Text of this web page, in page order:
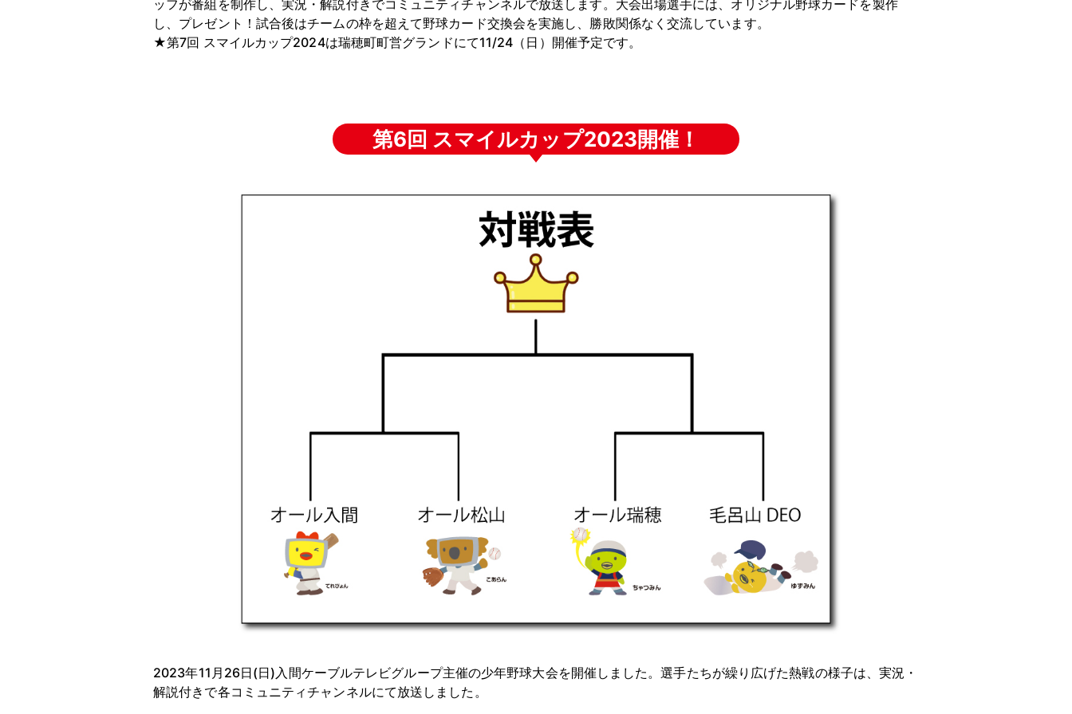
ッフが番組を制作し、実況・解説付きでコミュニティチャンネルで放送します。大会出場選手には、オリジナル野球カードを製作
し、プレゼント！試合後はチームの枠を超えて野球カード交換会を実施し、勝敗関係なく交流しています。
★第7回 スマイルカップ2024は瑞穂町町営グランドにて11/24（日）開催予定です。
第6回 スマイルカップ2023開催！
2023年11月26日(日)入間ケーブルテレビグループ主催の少年野球大会を開催しました。選手たちが繰り広げた熱戦の様子は、実況・
解説付きで各コミュニティチャンネルにて放送しました。